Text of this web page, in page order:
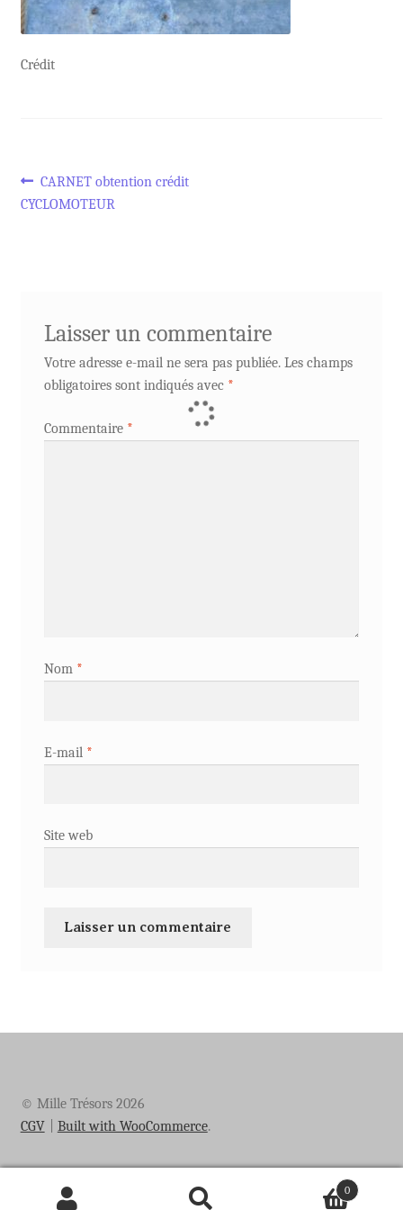
Crédit
Navigation
Article
précédent :
CARNET obtention crédit
CYCLOMOTEUR
Laisser un commentaire
Votre adresse e-mail ne sera pas publiée. Les champs
obligatoires sont indiqués avec *
Commentaire *
Nom *
E-mail *
Site web
© Mille Trésors 2026
CGV
Built with WooCommerce.
0